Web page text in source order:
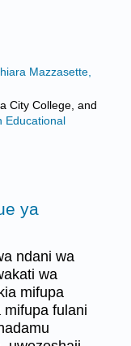
Mazzasette,
City College, and
Educational
ya
ndani wa
wa
mifupa
fulani